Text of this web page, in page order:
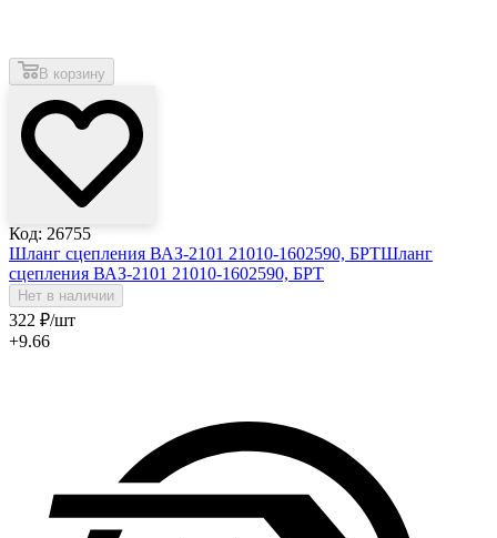
В корзину
Код: 26755
Шланг сцепления ВАЗ-2101 21010-1602590, БРТШланг
сцепления ВАЗ-2101 21010-1602590, БРТ
Нет в наличии
322 ₽/шт
+9.66